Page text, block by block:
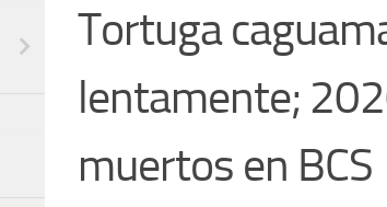
Tortuga
lentamente;
muertos en BCS